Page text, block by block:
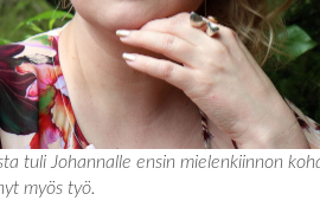
tuli Johannalle ensin mielenkiinnon
myös työ.